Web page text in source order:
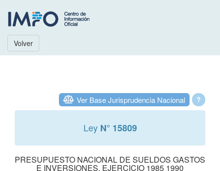
Volver
?
Ver Base Jurisprudencia Nacional
Ley N° 15809
PRESUPUESTO NACIONAL DE SUELDOS GASTOS
E INVERSIONES. EJERCICIO 1985 1990